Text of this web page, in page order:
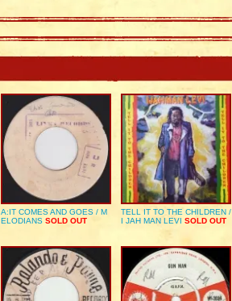
A:IT COMES AND GOES / M
ELODIANS SOLD OUT
TELL IT TO THE CHILDREN /
I JAH MAN LEVI SOLD OUT